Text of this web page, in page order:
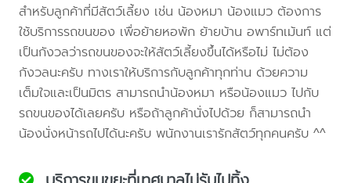
สำหรับลูกค้าที่มีสัตว์เลี้ยง เช่น น้องหมา น้องแมว ต้องการ
ใช้บริการรถขนของ เพื่อย้ายหอพัก ย้ายบ้าน อพาร์ทเม้นท์ แต่
เป็นกังวลว่ารถขนของจะให้สัตว์เลี้ยงขึ้นได้หรือไม่ ไม่ต้อง
กังวลนะครับ ทางเราให้บริการกับลูกค้าทุกท่าน ด้วยความ
เต็มใจและเป็นมิตร สามารถนำน้องหมา หรือน้องแมว ไปกับ
รถขนของได้เลยครับ หรือถ้าลูกค้านั่งไปด้วย ก็สามารถนำ
น้องนั่งหน้ารถไปได้นะครับ พนักงานเรารักสัตว์ทุกคนครับ ^^